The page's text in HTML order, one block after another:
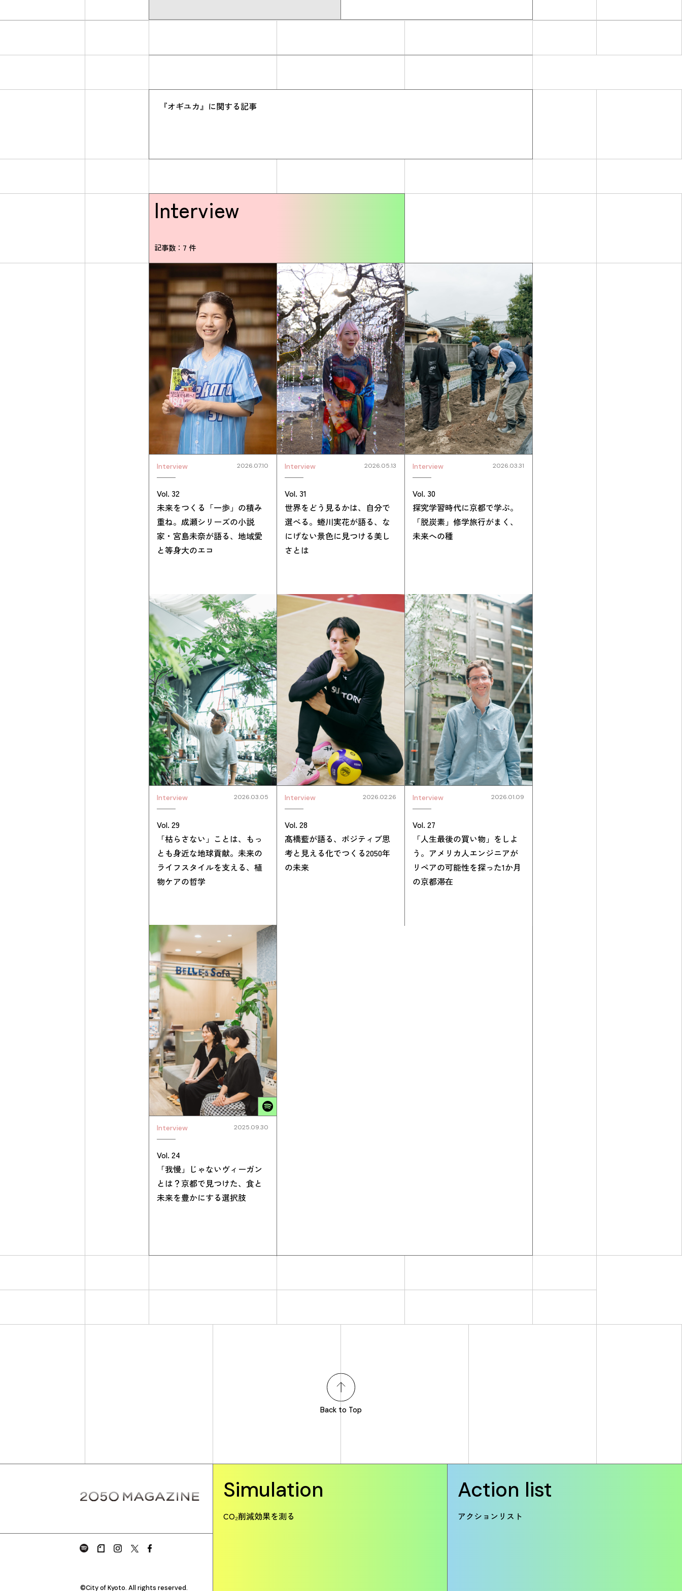
『オギユカ』に関する記事
Interview
記事数：7 件
Interview 2026.07.10
Vol. 32
未来をつくる「一歩」の積み
重ね。成瀬シリーズの小説
家・宮島未奈が語る、地域愛
と等身大のエコ
Interview 2026.05.13
Vol. 31
世界をどう見るかは、自分で
選べる。蜷川実花が語る、な
にげない景色に見つける美し
さとは
Interview 2026.03.31
Vol. 30
探究学習時代に京都で学ぶ。
「脱炭素」修学旅行がまく、
未来への種
Interview 2026.03.05
Vol. 29
「枯らさない」ことは、もっ
とも身近な地球貢献。未来の
ライフスタイルを支える、植
物ケアの哲学
Interview 2026.02.26
Vol. 28
髙橋藍が語る、ポジティブ思
考と見える化でつくる2050年
の未来
Interview 2026.01.09
Vol. 27
「人生最後の買い物」をしよ
う。アメリカ人エンジニアが
リペアの可能性を探った1か月
の京都滞在
Interview 2025.09.30
Vol. 24
「我慢」じゃないヴィーガン
とは？京都で見つけた、食と
未来を豊かにする選択肢
Back to Top
Simulation
CO₂削減効果を測る
Action list
アクションリスト
©City of Kyoto. All rights reserved.